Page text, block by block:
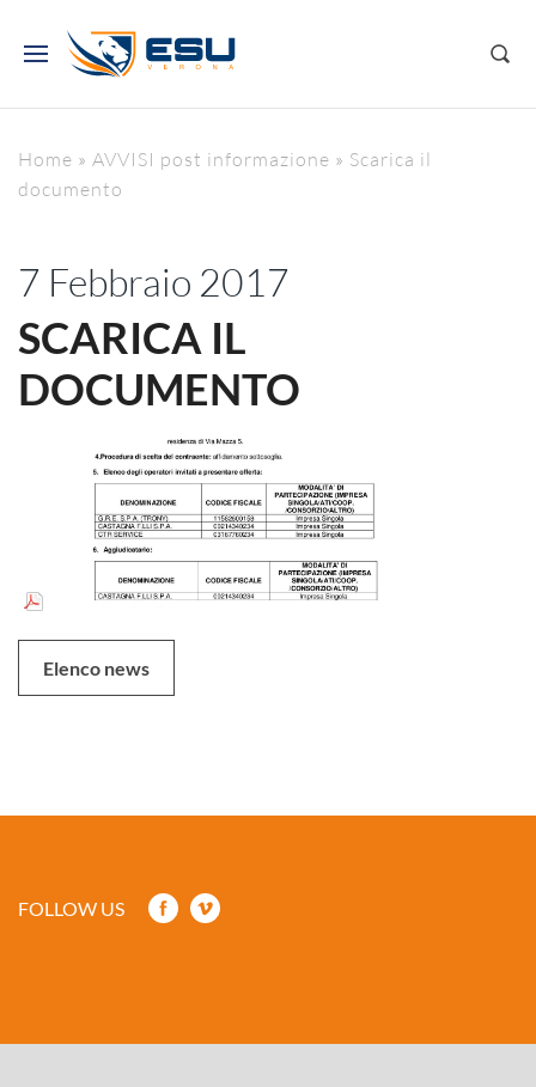
Home » AVVISI post informazione » Scarica il
documento
7 Febbraio 2017
SCARICA IL
DOCUMENTO
Elenco news
FOLLOW US